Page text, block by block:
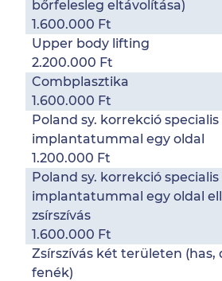
bőrfelesleg eltávolítása)
1.600.000 Ft
Upper body lifting
2.200.000 Ft
Combplasztika
1.600.000 Ft
Poland sy. korrekció specialis
implantatummal egy oldal
1.200.000 Ft
Poland sy. korrekció specialis
implantatummal egy oldal
zsírszívás
1.600.000 Ft
Zsírszívás két területen (has,
fenék)